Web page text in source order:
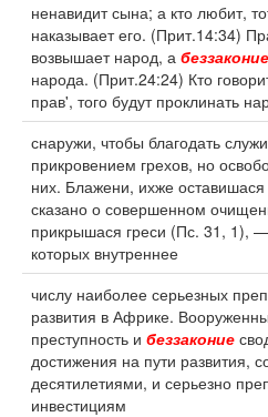
ненавидит сына; а кто любит,
наказывает его. (Прит.14:34)
возвышает народ, а беззаконие
народа. (Прит.24:24) Кто
прав', того будут проклинать
снаружи, чтобы благодать
прикровением грехов, но
них. Блажени, ихже оставишася
сказано о совершенном
прикрышася греси (Пс. 31, 1),
которых внутреннее
числу наиболее серьезных
развития в Африке.
преступность и беззаконие
достижения на пути развития,
десятилетиями, и серьезно
инвестициям